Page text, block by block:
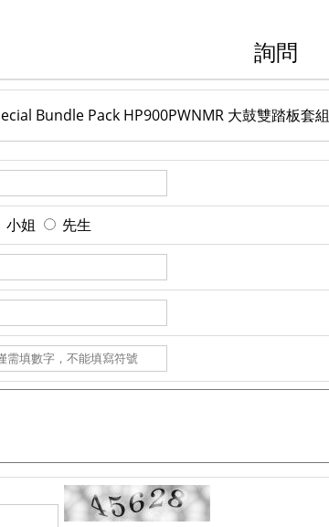
詢問
Bundle Pack HP900PWNMR 大鼓雙踏板套組
小姐 先生